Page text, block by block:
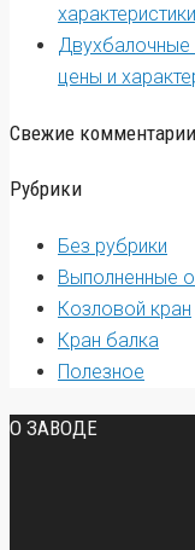
цены и
Свежие комментарии
Рубрики
Без рубрики
Выполненные
Козловой кран
Кран балка
Полезное
О ЗАВОДЕ